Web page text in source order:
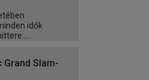
idők
Grand Slam-